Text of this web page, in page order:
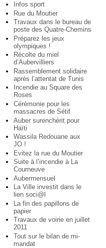
Infos sport
Rue du Moutier
Travaux dans le bureau de
poste des Quatre-Chemins
Préparez les jeux
olympiques !
Récolte du miel
d’Aubervilliers
Rassemblement solidaire
après l’attentat de Tunis
Incendie au Square des
Roses
Cérémonie pour les
massacres de Sétif
Auber surenchérit pour
Haïti
Wassila Redouane aux
JO !
Evitez la rue du Moutier
Suite à l’incendie à La
Courneuve
Aubermensuel
La Ville investit dans le
lien soci@l
La fin des papillons de
papier
Travaux de voirie en juillet
2011
Tout sur le bilan de mi-
mandat